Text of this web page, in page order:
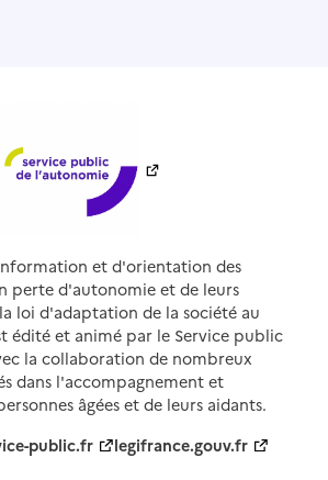
et d'orientation des
perte d'autonomie et de leurs
loi d'adaptation de la société au
édité et animé par le Service public
la collaboration de nombreux
dans l'accompagnement et
âgées et de leurs aidants.
public.fr
legifrance.gouv.fr